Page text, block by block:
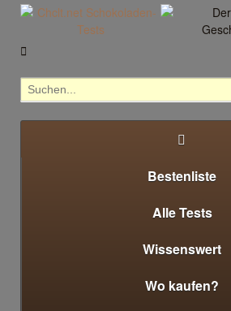


Bestenliste
Alle Tests
Wissenswert
Wo kaufen?